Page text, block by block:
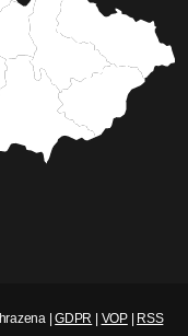
|GDPR VOP| RSS